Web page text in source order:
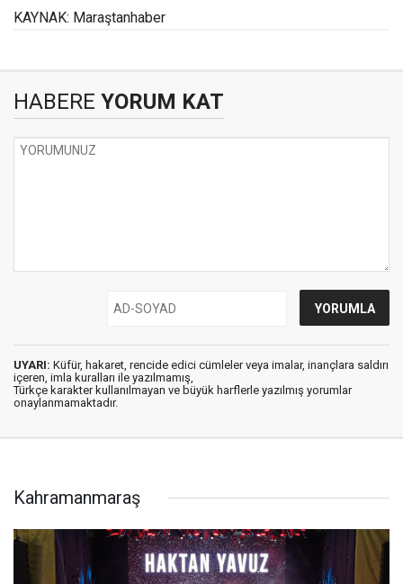
KAYNAK: Maraştanhaber
HABERE YORUM KAT
UYARI: Küfür, hakaret, rencide edici cümleler veya imalar, inançlara saldırı
içeren, imla kuralları ile yazılmamış,
Türkçe karakter kullanılmayan ve büyük harflerle yazılmış yorumlar
onaylanmamaktadır.
Kahramanmaraş